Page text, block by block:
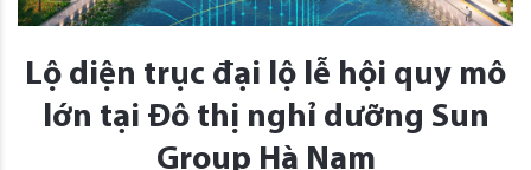
Lộ diện trục đại lộ lễ hội quy mô
lớn tại Đô thị nghỉ dưỡng Sun
Group Hà Nam